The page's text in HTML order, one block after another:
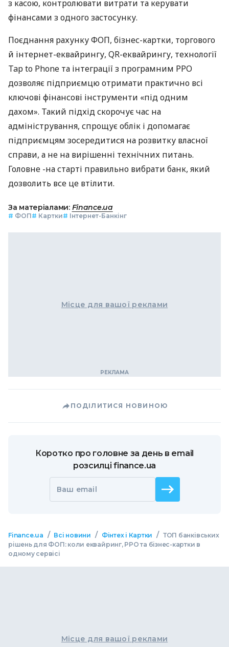
з касою, контролювати витрати та керувати
фінансами з одного застосунку.
Поєднання рахунку ФОП, бізнес-картки, торгового
й інтернет-еквайрингу, QR-еквайрингу, технології
Tap to Phone та інтеграції з програмним РРО
дозволяє підприємцю отримати практично всі
ключові фінансові інструменти «під одним
дахом». Такий підхід скорочує час на
адміністрування, спрощує облік і допомагає
підприємцям зосередитися на розвитку власної
справи, а не на вирішенні технічних питань.
Головне -на старті правильно вибрати банк, який
дозволить все це втілити.
За матеріалами: Finance.ua
# ФОП# Картки# Інтернет-Банкінг
Місце для вашої реклами
ПОДІЛИТИСЯ НОВИНОЮ
Коротко про головне за день в email
розсилці finance.ua
Ваш email
Finance.ua / Всі новини / Фінтех і Картки / ТОП банківських
рішень для ФОП: коли еквайринг, РРО та бізнес-картки в
одному сервісі
Місце для вашої реклами